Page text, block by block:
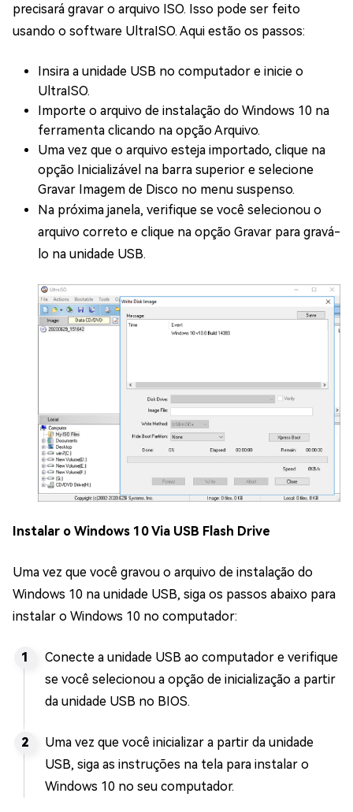
precisará gravar o arquivo ISO. Isso pode ser feito
usando o software UltraISO. Aqui estão os passos:
Insira a unidade USB no computador e inicie o
UltraISO.
Importe o arquivo de instalação do Windows 10 na
ferramenta clicando na opção Arquivo.
Uma vez que o arquivo esteja importado, clique na
opção Inicializável na barra superior e selecione
Gravar Imagem de Disco no menu suspenso.
Na próxima janela, verifique se você selecionou o
arquivo correto e clique na opção Gravar para gravá-
lo na unidade USB.
Instalar o Windows 10 Via USB Flash Drive
Uma vez que você gravou o arquivo de instalação do
Windows 10 na unidade USB, siga os passos abaixo para
instalar o Windows 10 no computador:
Conecte a unidade USB ao computador e verifique
se você selecionou a opção de inicialização a partir
da unidade USB no BIOS.
Uma vez que você inicializar a partir da unidade
USB, siga as instruções na tela para instalar o
Windows 10 no seu computador.